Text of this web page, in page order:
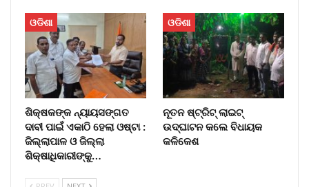
ଓଡିଶା
ଶିକ୍ଷକଙ୍କ ନ୍ୟାୟସଙ୍ଗତ
ଦାବୀ ପାଇଁ ଏକାଠି ହେଲା ଓଷ୍ଟା :
ଜିଲ୍ଲାପାଳ ଓ ଜିଲ୍ଲା
ଶିକ୍ଷାଧିକାରୀଙ୍କୁ…
ଓଡିଶା
ନୂତନ ଷ୍ଟ୍ରିଟ୍ ଲାଇଟ୍‌
ଉଦ୍‌ଘାଟନ କଲେ ବିଧାୟକ
କଳିକେଶ